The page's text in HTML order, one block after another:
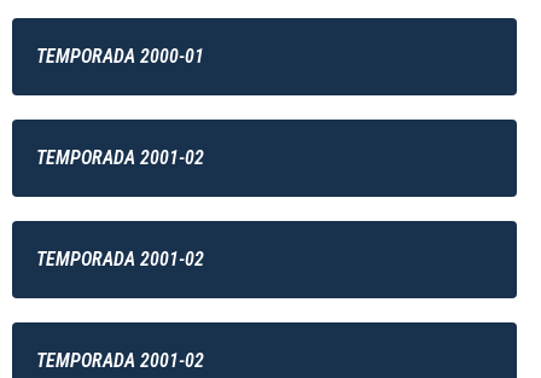
TEMPORADA 2000-01
TEMPORADA 2001-02
TEMPORADA 2001-02
TEMPORADA 2001-02